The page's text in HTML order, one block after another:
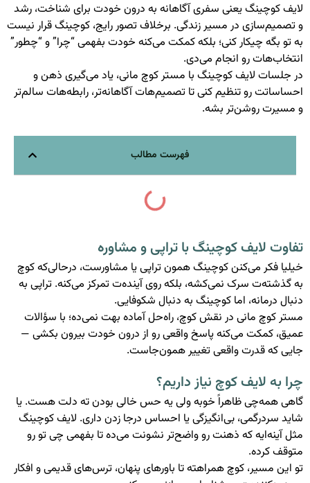
لایف کوچینگ یعنی سفری آگاهانه به درون خودت برای شناخت، رشد
و تصمیم‌سازی در مسیر زندگی. برخلاف تصور رایج، کوچینگ قرار نیست
به تو بگه چیکار کنی؛ بلکه کمکت می‌کنه خودت بفهمی “چرا” و “چطور”
انتخاب‌هات رو انجام می‌دی.
در جلسات لایف کوچینگ با مستر کوچ مانی، یاد می‌گیری ذهن و
احساساتت رو تنظیم کنی تا تصمیم‌هات آگاهانه‌تر، رابطه‌هات سالم‌تر
و مسیرت روشن‌تر بشه.
فهرست مطالب
تفاوت لایف کوچینگ با تراپی و مشاوره
خیلیا فکر می‌کنن کوچینگ همون تراپی یا مشاورست، درحالی‌که کوچ
به گذشته‌ت سرک نمی‌کشه، بلکه روی آینده‌ت تمرکز می‌کنه. تراپی به
دنبال درمانه، اما کوچینگ به دنبال شکوفایی.
مستر کوچ مانی در نقش کوچ، راه‌حل آماده بهت نمی‌ده؛ با سؤالات
عمیق، کمکت می‌کنه پاسخ واقعی رو از درون خودت بیرون بکشی —
جایی که قدرت واقعی تغییر همون‌جاست.
چرا به لایف کوچ نیاز داریم؟
گاهی همه‌چی ظاهراً خوبه ولی یه حس خالی بودن ته دلت هست. یا
شاید سردرگمی، بی‌انگیزگی یا احساس درجا زدن داری. لایف کوچینگ
مثل آینه‌ایه که ذهنت رو واضح‌تر نشونت می‌ده تا بفهمی چی تو رو
متوقف کرده.
تو این مسیر، کوچ همراهته تا باورهای پنهان، ترس‌های قدیمی و افکار